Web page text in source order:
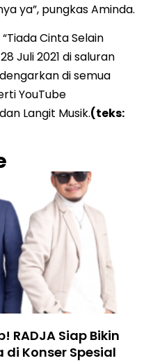
ya”, pungkas Aminda.
Cinta Selain
Juli 2021 di saluran
di semua
YouTube
Langit Musik.(teks:
RADJA Siap Bikin
Konser Spesial